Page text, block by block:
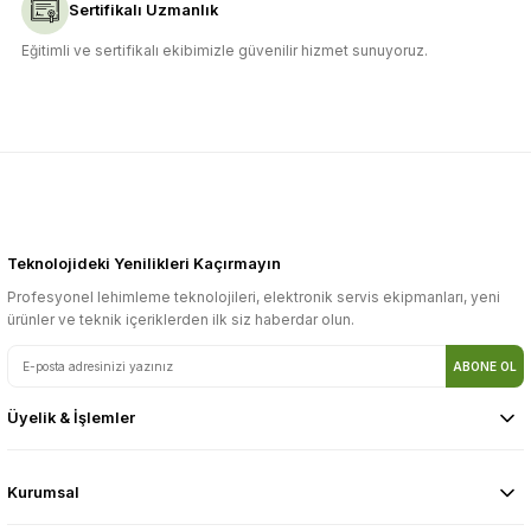
Sertifikalı Uzmanlık
Eğitimli ve sertifikalı ekibimizle güvenilir hizmet sunuyoruz.
Teknolojideki Yenilikleri Kaçırmayın
Profesyonel lehimleme teknolojileri, elektronik servis ekipmanları, yeni
ürünler ve teknik içeriklerden ilk siz haberdar olun.
ABONE OL
Üyelik & İşlemler
Kurumsal